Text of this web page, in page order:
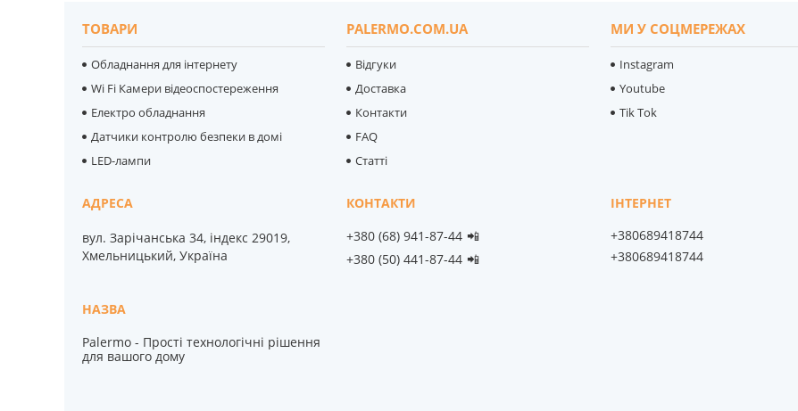
ТОВАРИ
Обладнання для інтернету
Wi Fi Камери відеоспостереження
Електро обладнання
Датчики контролю безпеки в домі
LED-лампи
PALERMO.COM.UA
Відгуки
Доставка
Контакти
FAQ
Статті
МИ У СОЦМЕРЕЖАХ
Instagram
Youtube
Tik Tok
вул. Зарічанська 34, індекс 29019,
Хмельницький, Україна
Palermo - Прості технологічні рішення
для вашого дому
+380 (68) 941-87-44 📲
+380 (50) 441-87-44 📲
+380689418744
+380689418744